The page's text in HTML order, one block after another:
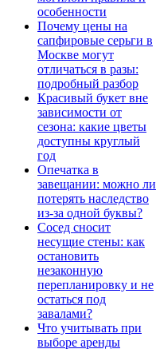
особенности
Почему цены на
сапфировые серьги в
Москве могут
отличаться в разы:
подробный разбор
Красивый букет вне
зависимости от
сезона: какие цветы
доступны круглый
год
Опечатка в
завещании: можно ли
потерять наследство
из-за одной буквы?
Сосед сносит
несущие стены: как
остановить
незаконную
перепланировку и не
остаться под
завалами?
Что учитывать при
выборе аренды